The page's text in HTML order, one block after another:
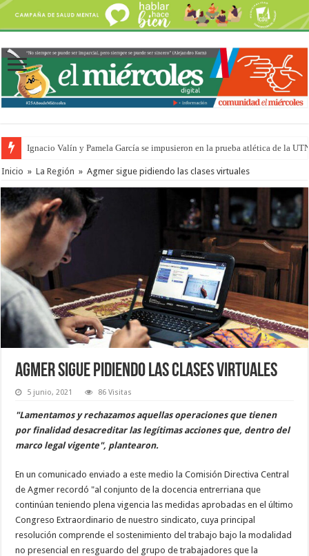
Ignacio Valín y Pamela García se impusieron en la prueba atlética de la
Inicio » La Región » Agmer sigue pidiendo las clases virtuales
Agmer sigue pidiendo las clases virtuales
5 junio, 2021 86 Visitas
"Lamentamos y rechazamos aquellas operaciones que tienen
por finalidad desacreditar las legítimas acciones que, dentro del
marco legal vigente", plantearon.
En un comunicado enviado a este medio la Comisión Directiva Central
de Agmer recordó "al conjunto de la docencia entrerriana que
continúan teniendo plena vigencia las medidas aprobadas en el último
Congreso Extraordinario de nuestro sindicato, cuya principal
resolución comprende el sostenimiento del trabajo bajo la modalidad
no presencial en resguardo del grupo de trabajadores que la